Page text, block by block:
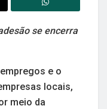
se encerra
e o
locais,
meio da